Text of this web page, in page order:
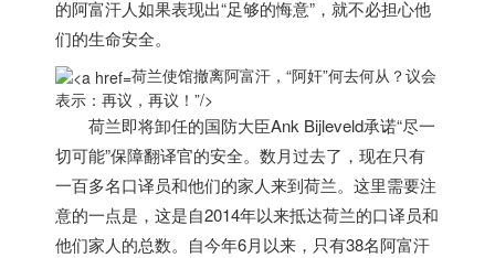
的阿富汗人如果表现出“足够的悔意”，就不必担心他
们的生命安全。
荷兰使馆撤离阿富汗，“阿奸”何去何从？议会
表示：再议，再议！”/>
荷兰即将卸任的国防大臣Ank Bijleveld承诺“尽一
切可能”保障翻译官的安全。数月过去了，现在只有
一百多名口译员和他们的家人来到荷兰。这里需要注
意的一点是，这是自2014年以来抵达荷兰的口译员和
他们家人的总数。自今年6月以来，只有38名阿富汗